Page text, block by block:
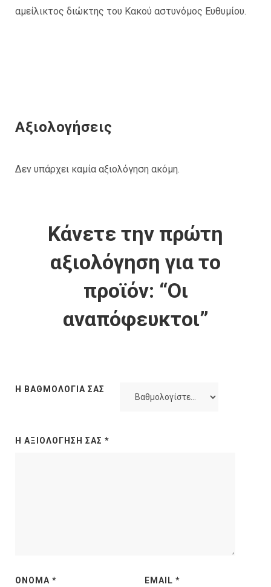
αμείλικτος διώκτης του Κακού αστυνόμος Ευθυμίου.
Αξιολογήσεις
Δεν υπάρχει καμία αξιολόγηση ακόμη.
Κάνετε την πρώτη
αξιολόγηση για το
προϊόν: “Οι
αναπόφευκτοι”
Η ΒΑΘΜΟΛΟΓΊΑ ΣΑΣ
Η ΑΞΙΟΛΌΓΗΣΉ ΣΑΣ *
ΌΝΟΜΑ * EMAIL *